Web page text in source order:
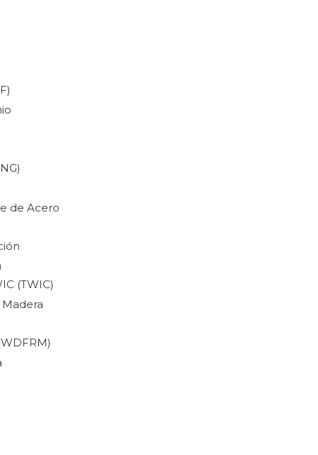
de Acero
(TWIC)